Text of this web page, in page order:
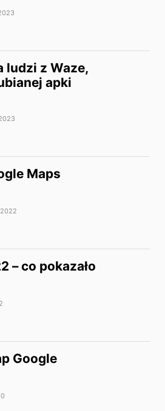
ludzi z Waze,
apki
Maps
– co pokazało
Google